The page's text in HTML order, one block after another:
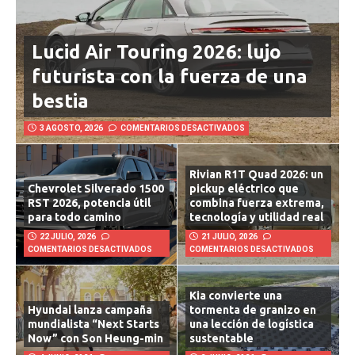
Lucid Air Touring 2026: lujo
futurista con la fuerza de una
bestia
3 AGOSTO, 2026 COMENTARIOS DESACTIVADOS
Chevrolet Silverado 1500
RST 2026, potencia útil
para todo camino
22 JULIO, 2026
COMENTARIOS DESACTIVADOS
Rivian R1T Quad 2026: un
pickup eléctrico que
combina fuerza extrema,
tecnología y utilidad real
21 JULIO, 2026
COMENTARIOS DESACTIVADOS
Hyundai lanza campaña
mundialista “Next Starts
Now” con Son Heung-min
Kia convierte una
tormenta de granizo en
una lección de logística
sustentable